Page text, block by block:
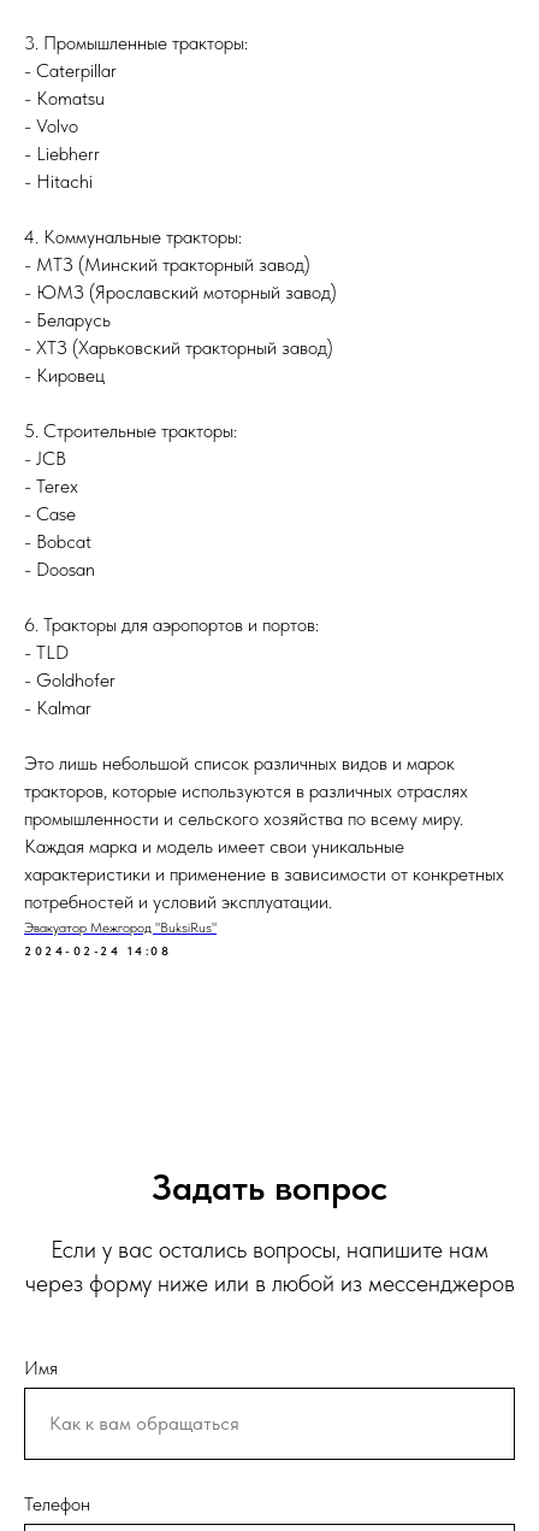
3. Промышленные тракторы:
- Caterpillar
- Komatsu
- Volvo
- Liebherr
- Hitachi
4. Коммунальные тракторы:
- МТЗ (Минский тракторный завод)
- ЮМЗ (Ярославский моторный завод)
- Беларусь
- ХТЗ (Харьковский тракторный завод)
- Кировец
5. Строительные тракторы:
- JCB
- Terex
- Case
- Bobcat
- Doosan
6. Тракторы для аэропортов и портов:
- TLD
- Goldhofer
- Kalmar
Это лишь небольшой список различных видов и марок
тракторов, которые используются в различных отраслях
промышленности и сельского хозяйства по всему миру.
Каждая марка и модель имеет свои уникальные
характеристики и применение в зависимости от конкретных
потребностей и условий эксплуатации.
Эвакуатор Межгород "BuksiRus"
2024-02-24 14:08
Задать вопрос
Если у вас остались вопросы, напишите нам
через форму ниже или в любой из мессенджеров
Имя
Телефон